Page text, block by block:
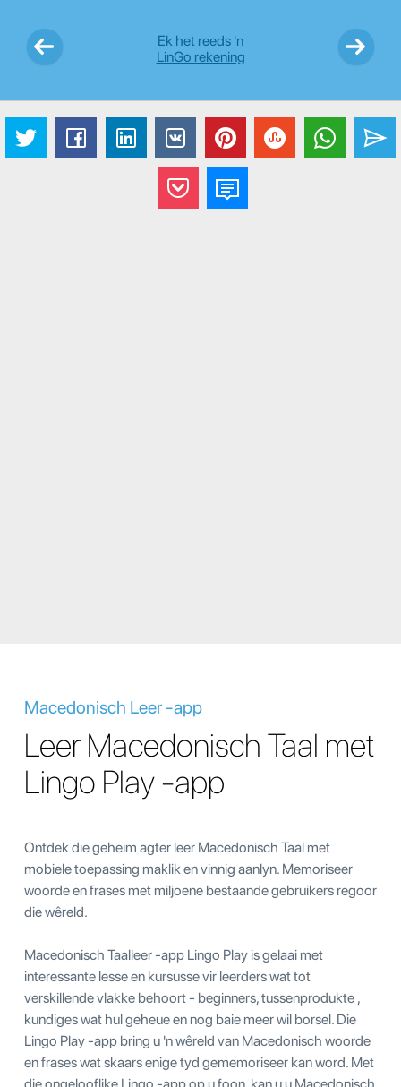
Ek het reeds 'n
LinGo rekening
Macedonisch Leer -app
Leer Macedonisch Taal met
Lingo Play -app
Ontdek die geheim agter leer Macedonisch Taal met
mobiele toepassing maklik en vinnig aanlyn. Memoriseer
woorde en frases met miljoene bestaande gebruikers regoor
die wêreld.
Macedonisch Taalleer -app Lingo Play is gelaai met
interessante lesse en kursusse vir leerders wat tot
verskillende vlakke behoort - beginners, tussenprodukte ,
kundiges wat hul geheue en nog baie meer wil borsel. Die
Lingo Play -app bring u 'n wêreld van Macedonisch woorde
en frases wat skaars enige tyd gememoriseer kan word. Met
die ongelooflike Lingo -app op u foon, kan u u Macedonisch